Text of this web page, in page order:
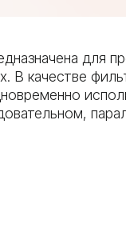
для
В качестве